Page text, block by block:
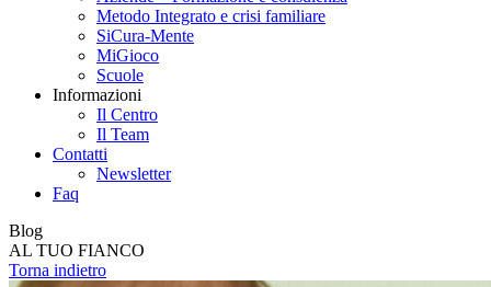
Metodo Integrato e crisi familiare
SiCura-Mente
MiGioco
Scuole
Informazioni
Il Centro
Il Team
Contatti
Newsletter
Faq
Blog
AL TUO FIANCO
Torna indietro